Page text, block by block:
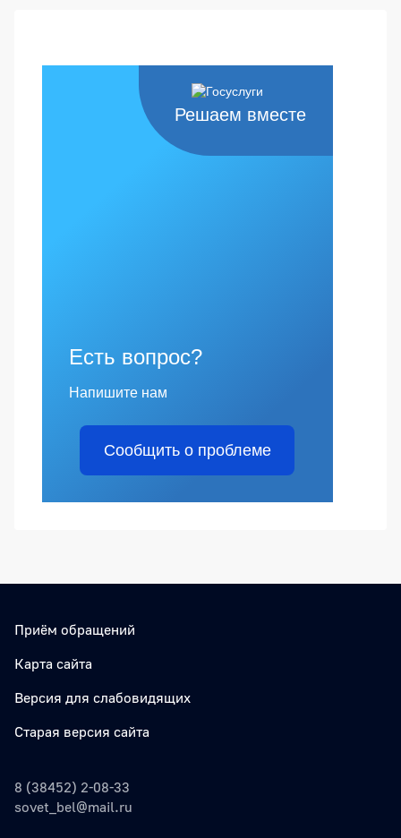
Решаем вместе
Есть вопрос?
Напишите нам
Сообщить о проблеме
Приём обращений
Карта сайта
Версия для слабовидящих
Старая версия сайта
8 (38452) 2-08-33
sovet_bel@mail.ru